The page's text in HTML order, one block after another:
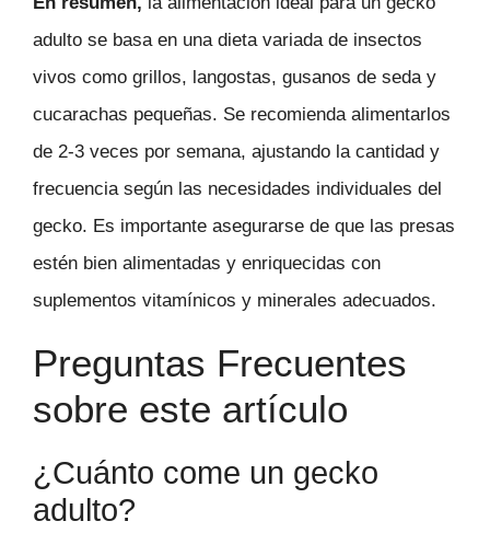
adulto se basa en una dieta variada de insectos
vivos como grillos, langostas, gusanos de seda y
cucarachas pequeñas. Se recomienda alimentarlos
de 2-3 veces por semana, ajustando la cantidad y
frecuencia según las necesidades individuales del
gecko. Es importante asegurarse de que las presas
estén bien alimentadas y enriquecidas con
suplementos vitamínicos y minerales adecuados.
Preguntas Frecuentes
sobre este artículo
¿Cuánto come un gecko
adulto?